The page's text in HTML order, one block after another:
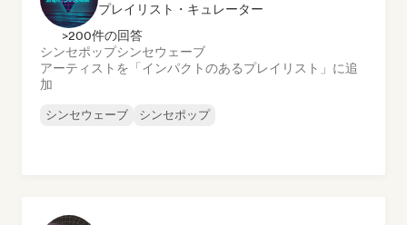
プレイリスト・キュレーター
>200件の回答
シンセポップシンセウェーブ
アーティストを「インパクトのあるプレイリスト」に追
加
シンセウェーブ シンセポップ